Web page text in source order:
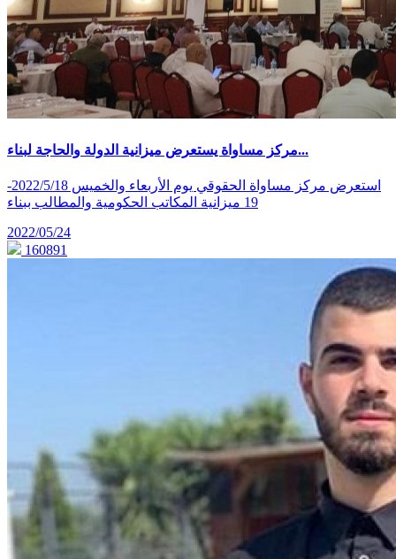
مركز مساواة يستعرض ميزانية الدولة والحاجة لبناء...
استعرض مركز مساواة الحقوقي يوم الأربعاء والخميس 2022/5/18-
19 ميزانية المكاتب الحكومية والمطالب ببناء
2022/05/24
160891